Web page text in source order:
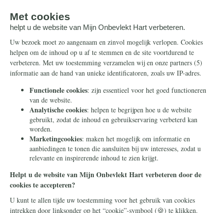
Steun ons
Nieuwsbrief
Eenmalig
Maandelijks
Periodiek
Nalaten
Zelf overschrijven
Info
Contact
Ontvang onze Telegram-
berichten
© 2026 Stichting Civitas Christiana Cookieverklaring